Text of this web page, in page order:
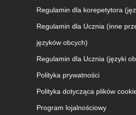
Regulamin dla korepetytora
Regulamin dla Ucznia (inne
języków obcych)
Regulamin dla Ucznia (języki
Polityka prywatności
Polityka dotycząca plików
Program lojalnościowy